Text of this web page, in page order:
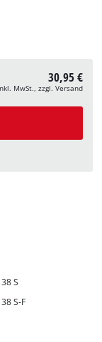
30,95 €
MwSt., zzgl. Versand
S
S-F